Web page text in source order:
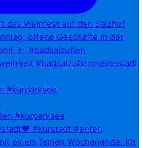
#kurparksee
einem feinen Wochenende: Kn